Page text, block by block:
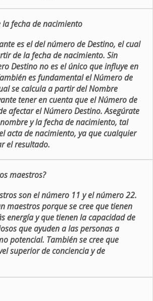
fecha de nacimiento
es el del número de Destino, el cual
de la fecha de nacimiento. Sin
Destino no es el único que influye en
es fundamental el Número de
se calcula a partir del Nombre
tener en cuenta que el Número de
afectar el Número Destino. Asegúrate
y la fecha de nacimiento, tal
acta de nacimiento, ya que cualquier
el resultado.
maestros?
son el número 11 y el número 22.
maestros porque se cree que tienen
energía y que tienen la capacidad de
que ayuden a las personas a
potencial. También se cree que
superior de conciencia y de